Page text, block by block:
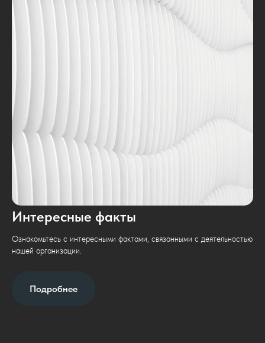
Интересные факты
Ознакомьтесь с интересными фактами, связанными с деятельностью
нашей организации.
Подробнее